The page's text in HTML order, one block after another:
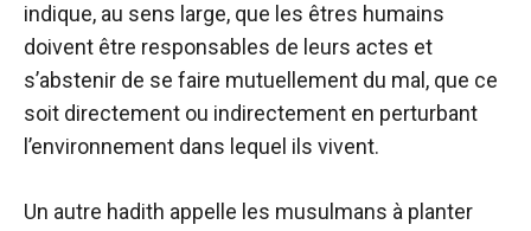
indique, au sens large, que les êtres humains
doivent être responsables de leurs actes et
s’abstenir de se faire mutuellement du mal, que ce
soit directement ou indirectement en perturbant
l’environnement dans lequel ils vivent.
Un autre hadith appelle les musulmans à planter